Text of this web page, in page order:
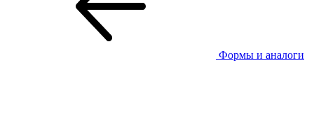
Формы и аналоги